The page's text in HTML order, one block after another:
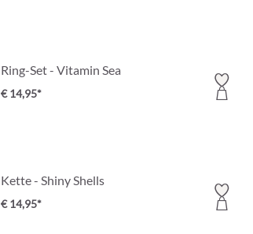
Ring-Set - Vitamin Sea
€ 14,95*
Kette - Shiny Shells
€ 14,95*